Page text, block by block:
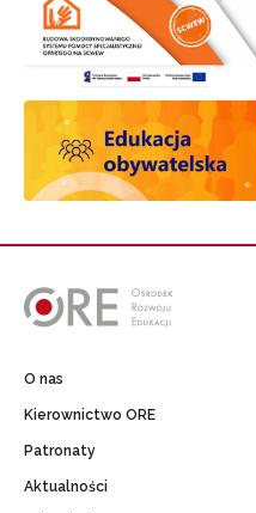
O nas
Kierownictwo ORE
Patronaty
Aktualności